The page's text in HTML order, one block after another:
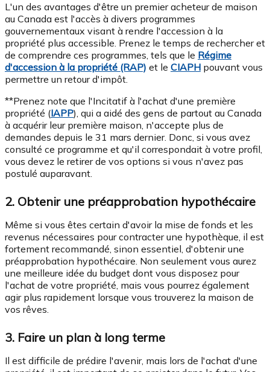
L'un des avantages d'être un premier acheteur de maison
au Canada est l'accès à divers programmes
gouvernementaux visant à rendre l'accession à la
propriété plus accessible. Prenez le temps de rechercher et
de comprendre ces programmes, tels que le Régime
d'accession à la propriété (RAP) et le CIAPH pouvant vous
permettre un retour d'impôt.
**Prenez note que l'Incitatif à l'achat d'une première
propriété (IAPP), qui a aidé des gens de partout au Canada
à acquérir leur première maison, n'accepte plus de
demandes depuis le 31 mars dernier. Donc, si vous avez
consulté ce programme et qu'il correspondait à votre profil,
vous devez le retirer de vos options si vous n'avez pas
postulé auparavant.
2. Obtenir une préapprobation hypothécaire
Même si vous êtes certain d'avoir la mise de fonds et les
revenus nécessaires pour contracter une hypothèque, il est
fortement recommandé, sinon essentiel, d'obtenir une
préapprobation hypothécaire. Non seulement vous aurez
une meilleure idée du budget dont vous disposez pour
l'achat de votre propriété, mais vous pourrez également
agir plus rapidement lorsque vous trouverez la maison de
vos rêves.
3. Faire un plan à long terme
Il est difficile de prédire l'avenir, mais lors de l'achat d'une